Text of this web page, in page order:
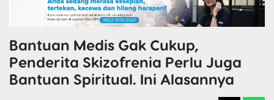
Bantuan Medis Gak Cukup,
Penderita Skizofrenia Perlu Juga
Bantuan Spiritual. Ini Alasannya